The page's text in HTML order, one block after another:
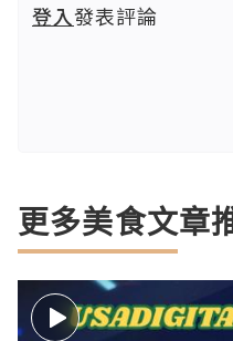
登入發表評論
更多美食文章